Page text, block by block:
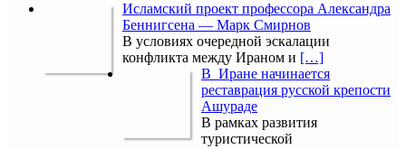
Исламский проект профессора Александра
Беннигсена — Марк Смирнов
В условиях очередной эскалации
конфликта между Ираном и […]
В Иране начинается
реставрация русской крепости
Ашураде
В рамках развития
туристической